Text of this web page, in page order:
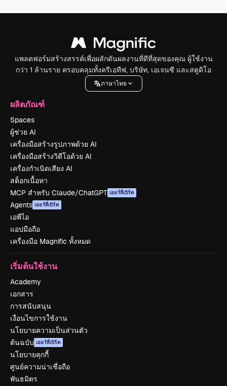
แพลตฟอร์มสร้างสรรค์เพื่อผลักดันผลงานที่ดีที่สุดของคุณ ผู้ใช้งาน
กว่า 1 ล้านราย ครอบคลุมทั้งครีเอทีฟ, บริษัท, เอเจนซี และสตูดิโอ
ภาษาไทย
ผลิตภัณฑ์
Spaces
ผู้ช่วย AI
เครื่องมือสร้างรูปภาพด้วย AI
เครื่องมือสร้างวิดีโอด้วย AI
เครื่องกำเนิดเสียง AI
สต็อกเนื้อหา
MCP สำหรับ Claude/ChatGPT เออร์ลี่เบิร์ด
Agents เออร์ลี่เบิร์ด
เอพีไอ
แอปมือถือ
เครื่องมือ Magnific ทั้งหมด
เริ่มต้นใช้งาน
Academy
เอกสาร
การสนับสนุน
เงื่อนไขการใช้งาน
นโยบายความเป็นส่วนตัว
ต้นฉบับ เออร์ลี่เบิร์ด
นโยบายคุกกี้
ศูนย์ความน่าเชื่อถือ
พันธมิตร